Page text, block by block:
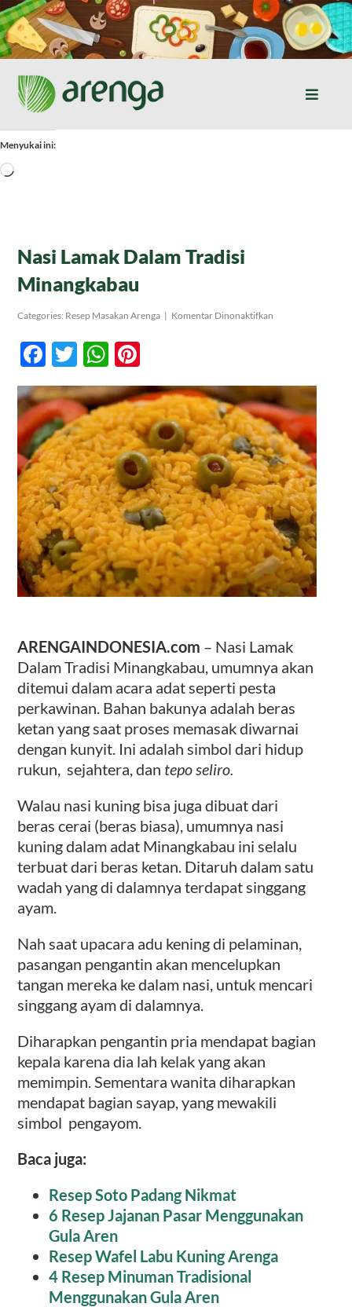
Skip
to
content
Toggle
Home
Tentang Kami
Produk
Kontak
Menyukai ini:
Memuat...
Nasi Lamak Dalam Tradisi
Minangkabau
Categories: Resep Masakan Arenga | Komentar Dinonaktifkan
Facebook
TwitterWhatsApp
ARENGAINDONESIA.com – Nasi Lamak
Dalam Tradisi Minangkabau, umumnya akan
ditemui dalam acara adat seperti pesta
perkawinan. Bahan bakunya adalah beras
ketan yang saat proses memasak diwarnai
dengan kunyit. Ini adalah simbol dari hidup
rukun, sejahtera, dan tepo seliro.
Walau nasi kuning bisa juga dibuat dari
beras cerai (beras biasa), umumnya nasi
kuning dalam adat Minangkabau ini selalu
terbuat dari beras ketan. Ditaruh dalam satu
wadah yang di dalamnya terdapat singgang
ayam.
Nah saat upacara adu kening di pelaminan,
pasangan pengantin akan mencelupkan
tangan mereka ke dalam nasi, untuk mencari
singgang ayam di dalamnya.
Diharapkan pengantin pria mendapat bagian
kepala karena dia lah kelak yang akan
memimpin. Sementara wanita diharapkan
mendapat bagian sayap, yang mewakili
simbol pengayom.
Baca juga:
Resep Soto Padang Nikmat
6 Resep Jajanan Pasar Menggunakan
Gula Aren
Resep Wafel Labu Kuning Arenga
4 Resep Minuman Tradisional
Menggunakan Gula Aren